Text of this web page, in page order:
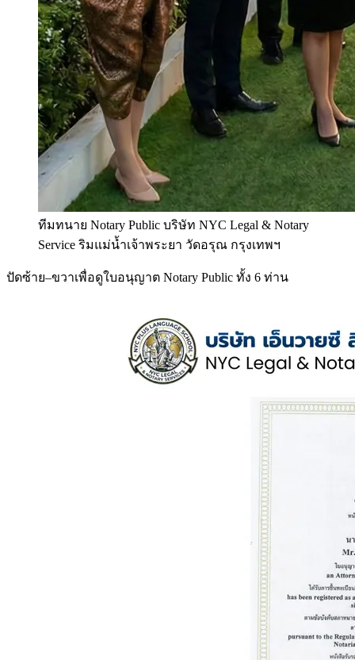
ทีมทนาย Notary Public บริษัท NYC Legal & Notary
Service ริมแม่น้ำเจ้าพระยา วัดอรุณ กรุงเทพฯ
ปัดซ้าย–ขวาเพื่อดูใบอนุญาต Notary Public ทั้ง 6 ท่าน